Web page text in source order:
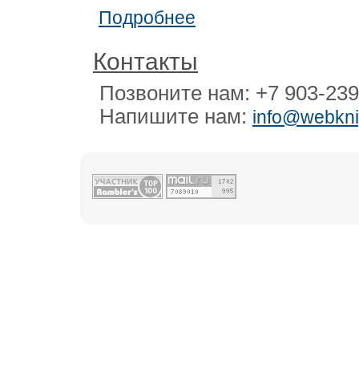
Подробнее
Контакты
Позвоните нам: +7 903-
Напишите нам: